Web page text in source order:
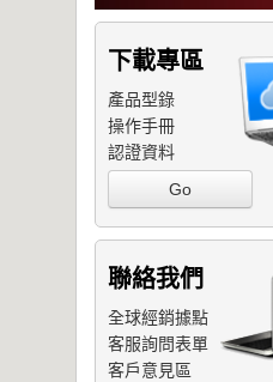
下載專區
產品型錄
操作手冊
認證資料
Go
聯絡我們
全球經銷據點
客服詢問表單
客戶意見區